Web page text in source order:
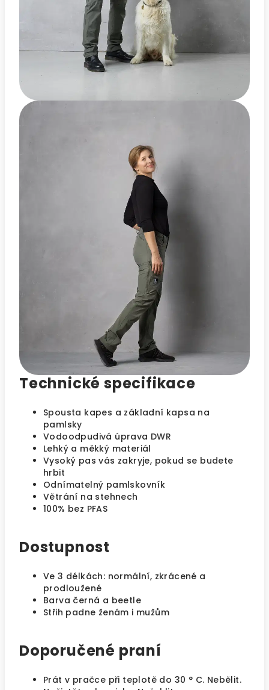
Technické specifikace
Spousta kapes a základní kapsa na
pamlsky
Vodoodpudivá úprava DWR
Lehký a měkký materiál
Vysoký pas vás zakryje, pokud se budete
hrbit
Odnímatelný pamlskovník
Větrání na stehnech
100% bez PFAS
Dostupnost
Ve 3 délkách: normální, zkrácené a
prodloužené
Barva černá a beetle
Střih padne ženám i mužům
Doporučené praní
Prát v pračce při teplotě do 30 ° C. Nebělit.